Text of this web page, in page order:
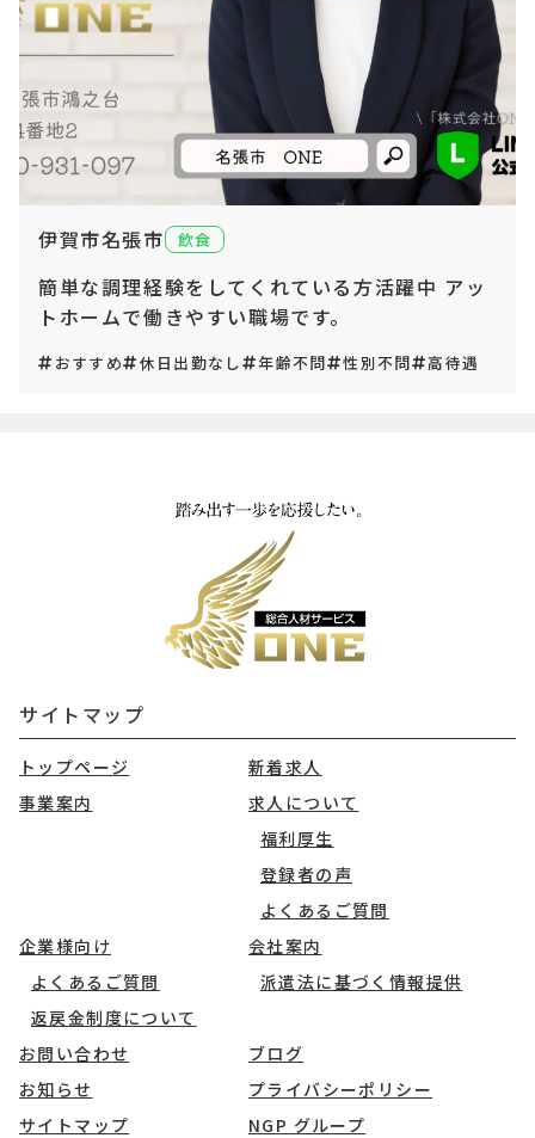
伊賀市名張市 飲食
簡単な調理経験をしてくれている方活躍中 アッ
トホームで働きやすい職場です。
おすすめ 休日出勤なし 年齢不問 性別不問 高待遇
サイトマップ
トップページ
新着求人
事業案内
求人について
福利厚生
登録者の声
よくあるご質問
企業様向け
よくあるご質問
返戻金制度について
会社案内
派遣法に基づく情報提供
お問い合わせ
ブログ
お知らせ
プライバシーポリシー
サイトマップ
NGP グループ